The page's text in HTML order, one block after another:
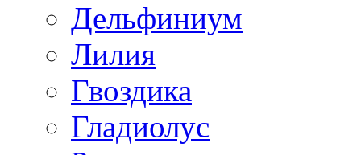
Дельфиниум
Лилия
Гвоздика
Гладиолус